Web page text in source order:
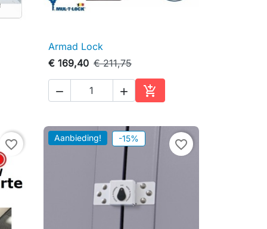
 Snel bekijken
Armad Lock
€ 169,40 € 211,75
  
In winkelwagen
favorite_border Aanbieding! -15% favorite_border